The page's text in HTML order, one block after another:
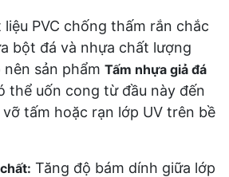
liệu PVC chống thấm rắn chắc
bột đá và nhựa chất lượng
sản phẩm Tấm nhựa giả đá
thể uốn cong từ đầu này đến
tấm hoặc rạn lớp UV trên bề
Tăng độ bám dính giữa lớp